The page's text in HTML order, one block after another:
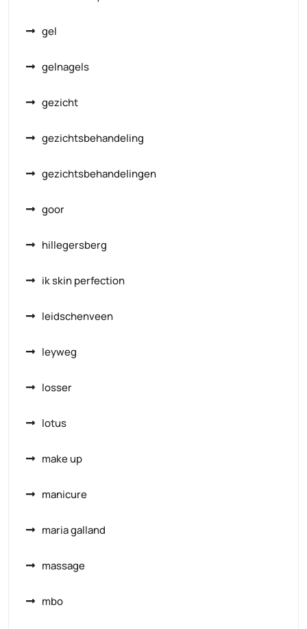
gel
gelnagels
gezicht
gezichtsbehandeling
gezichtsbehandelingen
goor
hillegersberg
ik skin perfection
leidschenveen
leyweg
losser
lotus
make up
manicure
maria galland
massage
mbo